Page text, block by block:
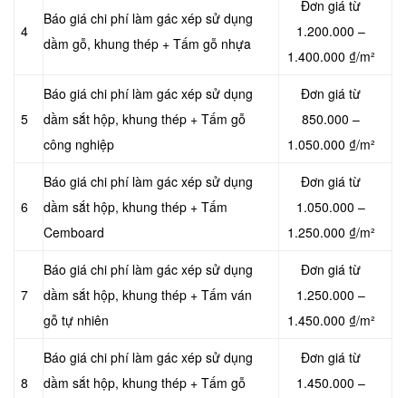
4
Báo giá chi phí làm gác xép sử dụng
dầm gỗ, khung thép + Tấm gỗ nhựa
Đơn giá từ
1.200.000 –
1.400.000 ₫/m²
5
Báo giá chi phí làm gác xép sử dụng
dầm sắt hộp, khung thép + Tấm gỗ
công nghiệp
Đơn giá từ
850.000 –
1.050.000 ₫/m²
6
Báo giá chi phí làm gác xép sử dụng
dầm sắt hộp, khung thép + Tấm
Cemboard
Đơn giá từ
1.050.000 –
1.250.000 ₫/m²
7
Báo giá chi phí làm gác xép sử dụng
dầm sắt hộp, khung thép + Tấm ván
gỗ tự nhiên
Đơn giá từ
1.250.000 –
1.450.000 ₫/m²
8
Báo giá chi phí làm gác xép sử dụng
dầm sắt hộp, khung thép + Tấm gỗ
Đơn giá từ
1.450.000 –